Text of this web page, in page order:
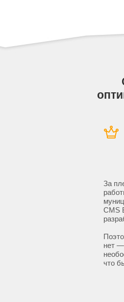
За
CMS
нет —
что